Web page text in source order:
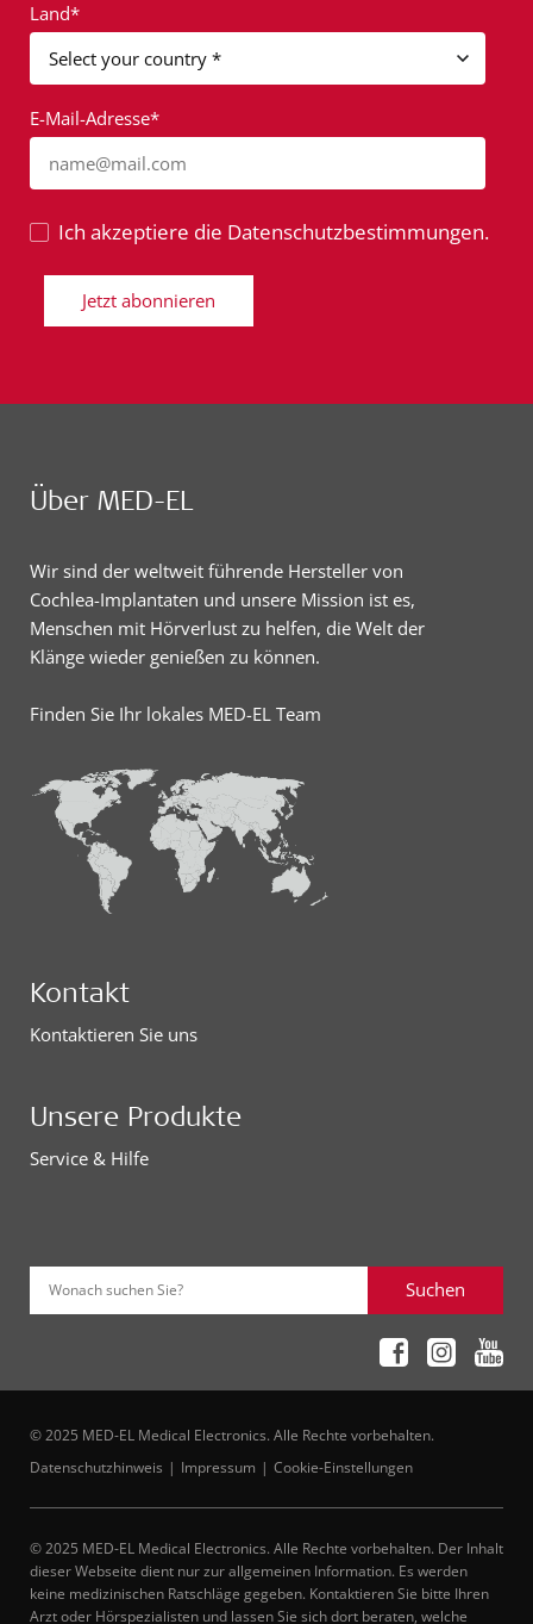
Land*
E-Mail-Adresse*
name@mail.com
Ich akzeptiere die Datenschutzbestimmungen.
Jetzt abonnieren
Über MED-EL
Wir sind der weltweit führende Hersteller von
Cochlea-Implantaten und unsere Mission ist es,
Menschen mit Hörverlust zu helfen, die Welt der
Klänge wieder genießen zu können.
Finden Sie Ihr lokales MED-EL Team
Kontakt
Kontaktieren Sie uns
Unsere Produkte
Service & Hilfe
Wonach suchen Sie? Suchen
© 2025 MED-EL Medical Electronics. Alle Rechte vorbehalten.
Datenschutzhinweis
Impressum Cookie-Einstellungen
© 2025 MED-EL Medical Electronics. Alle Rechte vorbehalten. Der Inhalt
dieser Webseite dient nur zur allgemeinen Information. Es werden
keine medizinischen Ratschläge gegeben. Kontaktieren Sie bitte Ihren
Arzt oder Hörspezialisten und lassen Sie sich dort beraten, welche